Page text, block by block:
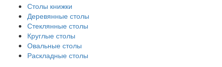
Столы книжки
Деревянные столы
Стеклянные столы
Круглые столы
Овальные столы
Раскладные столы